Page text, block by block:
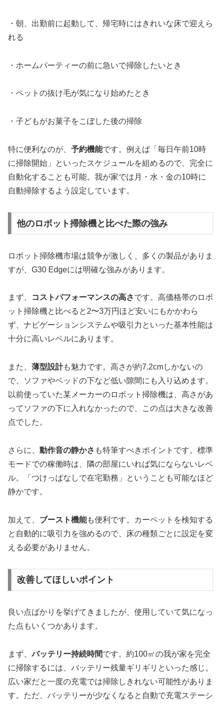
・朝、出勤前に起動して、帰宅時にはきれいな床で迎えら
れる
・ホームパーティーの前に急いで掃除したいとき
・ペットの抜け毛が気になり始めたとき
・子どもがお菓子をこぼした後の掃除
特に便利なのが、 予約機能です。例えば「毎日午前10時
に掃除開始」といったスケジュールを組めるので、完全に
自動化することも可能。我が家では月・水・金の10時に
自動掃除するよう設定しています。
他のロボット掃除機と比べた際の強み
ロボット掃除機市場は競争が激しく、多くの製品がありま
すが、G30 Edgeには明確な強みがあります。
まず、 コストパフォーマンスの高さです。高価格帯のロボ
ット掃除機と比べると2〜3万円ほど安いにもかかわら
ず、ナビゲーションシステムや吸引力といった基本性能は
十分に高いレベルにあります。
また、 薄型設計も魅力です。高さが約7.2cmしかないの
で、ソファやベッドの下など低い隙間にも入り込めます。
以前使っていた某メーカーのロボット掃除機は、高さがあ
ってソファの下に入れなかったので、この点は大きな改善
点でした。
さらに、 動作音の静かさ も特筆すべきポイントです。標準
モードでの稼働時は、隣の部屋にいれば気にならないレベ
ル。「つけっぱなしで在宅勤務」ということも可能なほど
静かです。
加えて、 ブースト機能も便利です。カーペットを検知する
と自動的に吸引力を強めるので、床の種類ごとに設定を変
える必要がありません。
改善してほしいポイント
良い点ばかりを挙げてきましたが、使用していて気になっ
た点もいくつかあります。
まず、バッテリー持続時間です。約100㎡の我が家を完全
に掃除するには、バッテリー残量ギリギリといった感じ。
広い家だと一度の充電では掃除しきれない可能性がありま
す。ただ、バッテリーが少なくなると自動で充電ステーシ